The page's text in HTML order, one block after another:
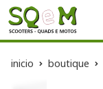
inicio boutique